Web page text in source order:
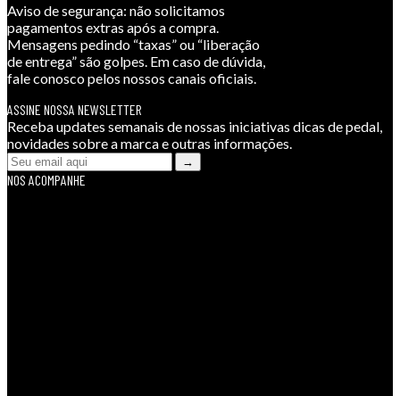
Aviso de segurança: não solicitamos
pagamentos extras após a compra.
Mensagens pedindo “taxas” ou “liberação
de entrega” são golpes. Em caso de dúvida,
fale conosco pelos nossos canais oficiais.
ASSINE NOSSA NEWSLETTER
Receba updates semanais de nossas iniciativas dicas de pedal,
novidades sobre a marca e outras informações.
NOS ACOMPANHE